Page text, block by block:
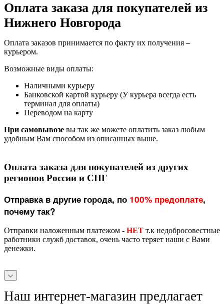
Оплата заказа для покупателей из
Нижнего Новгорода
Оплата заказов принимается по факту их получения –
курьером.
Возможные виды оплаты:
Наличными курьеру
Банковской картой курьеру (У курьера всегда есть
терминал для оплаты)
Переводом на карту
При самовывозе вы так же можете оплатить заказ любым
удобным Вам способом из описанных выше.
Оплата заказа для покупателей из других
регионов России и СНГ
Отправка в другие города, по 100% предоплате,
почему так?
Отправки наложенным платежом - НЕТ т.к недобросовестные
работники служб доставок, очень часто теряет наши с Вами
денежки.
Наш интернет-магазин предлагает